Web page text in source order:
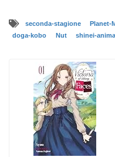
seconda-stagione Planet-
doga-kobo
Nut shinei-